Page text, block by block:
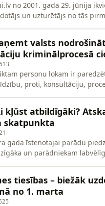
no 2001. gada 29. jūnija
un uzturētājs no tās
Cit
valsts
kriminālprocesā
personu lokam ir
proti, konsultāciju,
nodroš
kļūst atbildīgāki?
skatpunkta
gada īstenotajai parādu
un parādniekam
tiesības – biežāk
no 1. marta